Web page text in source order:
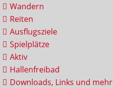
Wandern
Reiten
Ausflugsziele
Spielplätze
Aktiv
Hallenfreibad
Downloads, Links und mehr